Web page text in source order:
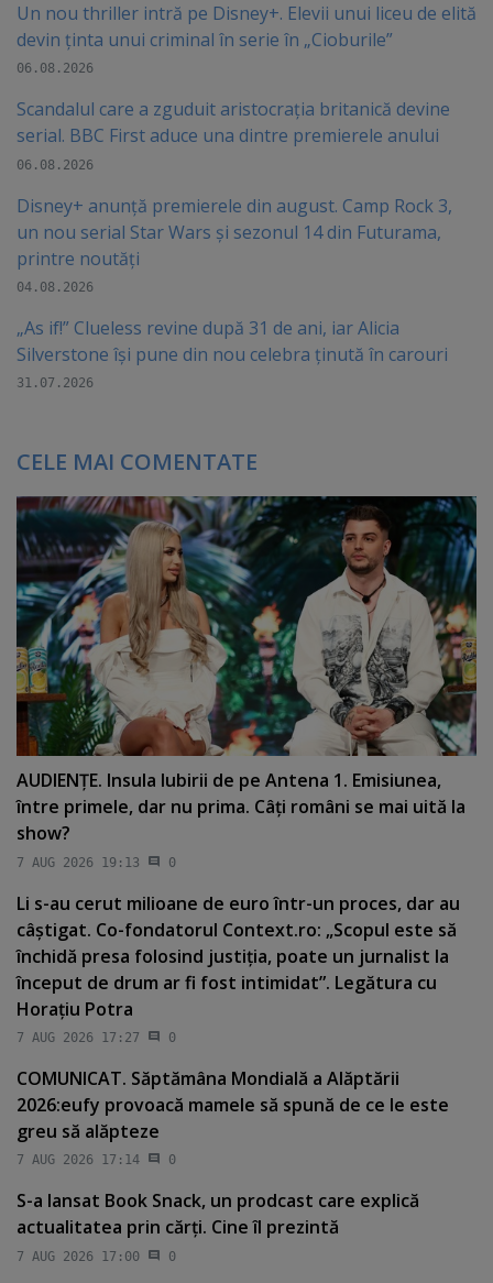
Un nou thriller intră pe Disney+. Elevii unui liceu de elită
devin ținta unui criminal în serie în „Cioburile”
06.08.2026
Scandalul care a zguduit aristocrația britanică devine
serial. BBC First aduce una dintre premierele anului
06.08.2026
Disney+ anunță premierele din august. Camp Rock 3,
un nou serial Star Wars și sezonul 14 din Futurama,
printre noutăți
04.08.2026
„As if!” Clueless revine după 31 de ani, iar Alicia
Silverstone își pune din nou celebra ținută în carouri
31.07.2026
CELE MAI COMENTATE
AUDIENŢE. Insula Iubirii de pe Antena 1. Emisiunea,
între primele, dar nu prima. Câţi români se mai uită la
show?
7 AUG 2026 19:13 0
Li s-au cerut milioane de euro într-un proces, dar au
câştigat. Co-fondatorul Context.ro: „Scopul este să
închidă presa folosind justiţia, poate un jurnalist la
început de drum ar fi fost intimidat”. Legătura cu
Horaţiu Potra
7 AUG 2026 17:27 0
COMUNICAT. Săptămâna Mondială a Alăptării
2026:eufy provoacă mamele să spună de ce le este
greu să alăpteze
7 AUG 2026 17:14 0
S-a lansat Book Snack, un prodcast care explică
actualitatea prin cărţi. Cine îl prezintă
7 AUG 2026 17:00 0